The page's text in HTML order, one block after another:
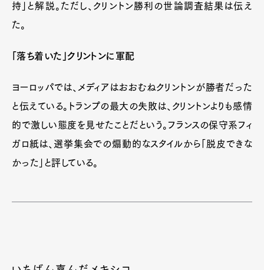
持」と解説。ただし、クリントン勝利の世論調査結果は伝え
た。
「落ち着いた」クリントンに軍配
ヨーロッパでは、メディアはおおむねクリントンが勝者だった
と伝えている。トランプの最大の失敗は、クリントンよりも感情
的で激しい態度を見せたことだという。フランスの保守系フィ
ガロ紙は、選挙集会での煽動的なスタイルから「脱皮できな
かった」と評している。